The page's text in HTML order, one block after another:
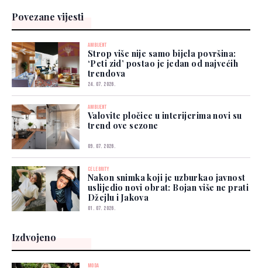
Povezane vijesti
AMBIJENT
Strop više nije samo bijela površina:
‘Peti zid’ postao je jedan od najvećih
trendova
24. 07. 2026.
AMBIJENT
Valovite pločice u interijerima novi su
trend ove sezone
09. 07. 2026.
CELEBRITY
Nakon snimka koji je uzburkao javnost
uslijedio novi obrat: Bojan više ne prati
Džejlu i Jakova
01. 07. 2026.
Izdvojeno
MODA